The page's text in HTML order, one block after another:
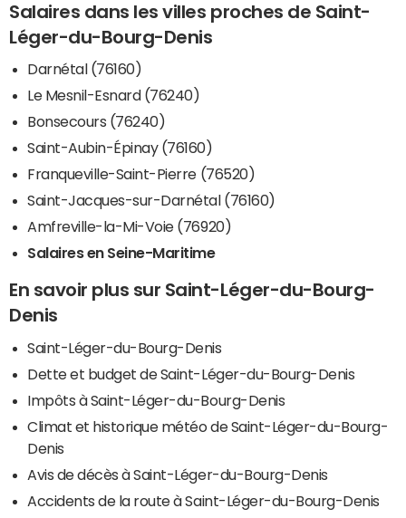
Salaires dans les villes proches de Saint-
Léger-du-Bourg-Denis
Darnétal (76160)
Le Mesnil-Esnard (76240)
Bonsecours (76240)
Saint-Aubin-Épinay (76160)
Franqueville-Saint-Pierre (76520)
Saint-Jacques-sur-Darnétal (76160)
Amfreville-la-Mi-Voie (76920)
Salaires en Seine-Maritime
En savoir plus sur Saint-Léger-du-Bourg-
Denis
Saint-Léger-du-Bourg-Denis
Dette et budget de Saint-Léger-du-Bourg-Denis
Impôts à Saint-Léger-du-Bourg-Denis
Climat et historique météo de Saint-Léger-du-Bourg-
Denis
Avis de décès à Saint-Léger-du-Bourg-Denis
Accidents de la route à Saint-Léger-du-Bourg-Denis